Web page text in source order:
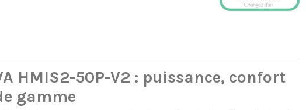
HMIS2-50P-V2 : puissance, confort
gamme